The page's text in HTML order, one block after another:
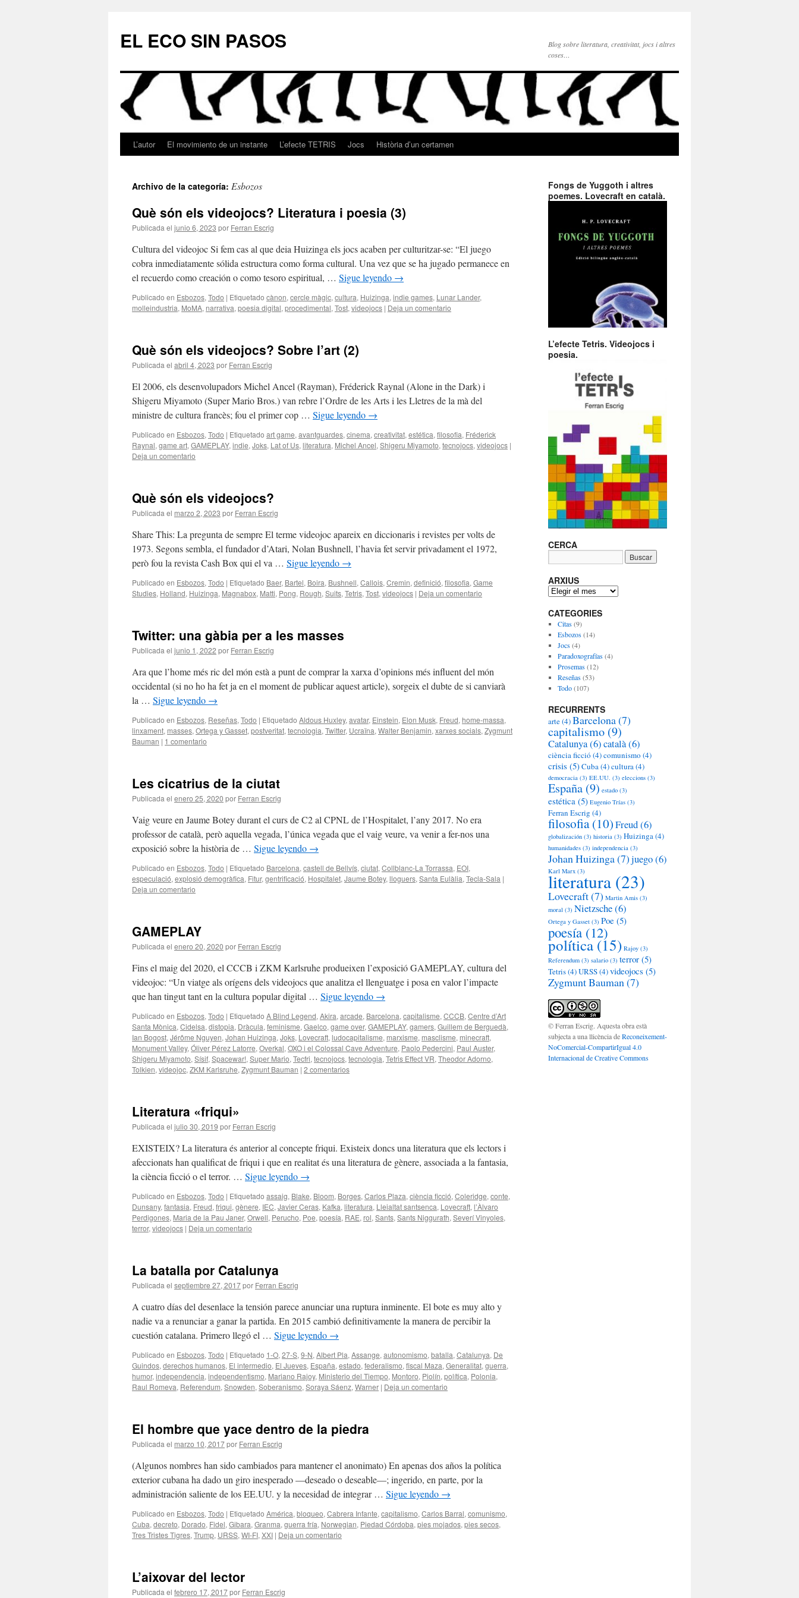
contenido
EL ECO SIN PASOS
Blog sobre literatura, creativitat, jocs i altres
coses…
L’autor El movimiento de un instante L’efecte TETRIS Jocs Història d’un certamen
Archivo de la categoría: Esbozos
Què són els videojocs? Literatura i poesia (3)
Publicada el junio 6, 2023 por Ferran Escrig
Cultura del videojoc Si fem cas al que deia Huizinga els jocs acaben per culturitzar-se: “El juego
cobra inmediatamente sólida estructura como forma cultural. Una vez que se ha jugado permanece en
el recuerdo como creación o como tesoro espiritual, … Sigue leyendo →
Publicado en Esbozos, Todo | Etiquetado cànon, cercle màgic, cultura, Huizinga, indie games, Lunar Lander,
molleindustria, MoMA, narrativa, poesia digital, procedimental, Tost, videojocs | Deja un comentario
Què són els videojocs? Sobre l’art (2)
Publicada el abril 4, 2023 por Ferran Escrig
El 2006, els desenvolupadors Michel Ancel (Rayman), Fréderick Raynal (Alone in the Dark) i
Shigeru Miyamoto (Super Mario Bros.) van rebre l’Ordre de les Arts i les Lletres de la mà del
ministre de cultura francès; fou el primer cop … Sigue leyendo →
Publicado en Esbozos, Todo | Etiquetado art game, avantguardes, cinema, creativitat, estética, filosofia, Fréderick
Raynal, game art, GAMEPLAY, indie, Joks, Lat of Us, literatura, Michel Ancel, Shigeru Miyamoto, tecnojocs, videojocs |
Deja un comentario
Què són els videojocs?
Publicada el marzo 2, 2023 por Ferran Escrig
Share This: La pregunta de sempre El terme videojoc apareix en diccionaris i revistes per volts de
1973. Segons sembla, el fundador d’Atari, Nolan Bushnell, l’havia fet servir privadament el 1972,
però fou la revista Cash Box qui el va … Sigue leyendo →
Publicado en Esbozos, Todo | Etiquetado Baer, Bartel, Boira, Bushnell, Callois, Cremin, definició, filosofia, Game
Studies, Holland, Huizinga, Magnabox, Matti, Pong, Rough, Suits, Tetris, Tost, videojocs | Deja un comentario
Twitter: una gàbia per a les masses
Publicada el junio 1, 2022 por Ferran Escrig
Ara que l’home més ric del món està a punt de comprar la xarxa d’opinions més influent del món
occidental (si no ho ha fet ja en el moment de publicar aquest article), sorgeix el dubte de si canviarà
la … Sigue leyendo →
Publicado en Esbozos, Reseñas, Todo | Etiquetado Aldous Huxley, avatar, Einstein, Elon Musk, Freud, home-massa,
linxament, masses, Ortega y Gasset, postveritat, tecnologia, Twitter, Ucraïna, Walter Benjamin, xarxes socials, Zygmunt
Bauman | 1 comentario
Les cicatrius de la ciutat
Publicada el enero 25, 2020 por Ferran Escrig
Vaig veure en Jaume Botey durant el curs de C2 al CPNL de l’Hospitalet, l’any 2017. No era
professor de català, però aquella vegada, l’única vegada que el vaig veure, va venir a fer-nos una
exposició sobre la història de … Sigue leyendo →
Publicado en Esbozos, Todo | Etiquetado Barcelona, castell de Bellvís, ciutat, Collblanc-La Torrassa, EOI,
especulació, explosió demogràfica, Fitur, gentrificació, Hospitalet, Jaume Botey, lloguers, Santa Eulàlia, Tecla-Sala |
Deja un comentario
GAMEPLAY
Publicada el enero 20, 2020 por Ferran Escrig
Fins el maig del 2020, el CCCB i ZKM Karlsruhe produeixen l’exposició GAMEPLAY, cultura del
videojoc: “Un viatge als orígens dels videojocs que analitza el llenguatge i posa en valor l’impacte
que han tingut tant en la cultura popular digital … Sigue leyendo →
Publicado en Esbozos, Todo | Etiquetado A Blind Legend, Akira, arcade, Barcelona, capitalisme, CCCB, Centre d’Art
Santa Mònica, Cidelsa, distopia, Dràcula, feminisme, Gaelco, game over, GAMEPLAY, gamers, Guillem de Berguedà,
Ian Bogost, Jérôme Nguyen, Johan Huizinga, Joks, Lovecraft, ludocapitalisme, marxisme, masclisme, minecraft,
Monument Valley, Óliver Pérez Latorre, Overkal, OXO i el Colossal Cave Adventure, Paolo Pedercini, Paul Auster,
Shigeru Miyamoto, Sísif, Spacewar!, Super Mario, Tecfri, tecnojocs, tecnologia, Tetris Effect VR, Theodor Adorno,
Tolkien, videojoc, ZKM Karlsruhe, Zygmunt Bauman | 2 comentarios
Literatura «friqui»
Publicada el julio 30, 2019 por Ferran Escrig
EXISTEIX? La literatura és anterior al concepte friqui. Existeix doncs una literatura que els lectors i
afeccionats han qualificat de friqui i que en realitat és una literatura de gènere, associada a la fantasia,
la ciència ficció o el terror. … Sigue leyendo →
Publicado en Esbozos, Todo | Etiquetado assaig, Blake, Bloom, Borges, Carlos Plaza, ciència ficció, Coleridge, conte,
Dunsany, fantasia, Freud, friqui, gènere, IEC, Javier Ceras, Kafka, literatura, Lleialtat santsenca, Lovecraft, l’Àlvaro
Perdigones, Maria de la Pau Janer, Orwell, Perucho, Poe, poesía, RAE, rol, Sants, Sants Niggurath, Severí Vinyoles,
terror, videojocs | Deja un comentario
La batalla por Catalunya
Publicada el septiembre 27, 2017por Ferran Escrig
A cuatro días del desenlace la tensión parece anunciar una ruptura inminente. El bote es muy alto y
nadie va a renunciar a ganar la partida. En 2015 cambió definitivamente la manera de percibir la
cuestión catalana. Primero llegó el … Sigue leyendo →
Publicado en Esbozos, Todo | Etiquetado 1-O, 27-S, 9-N, Albert Pla, Assange, autonomismo, batalla, Catalunya, De
Guindos, derechos humanos, El intermedio, El Jueves, España, estado, federalismo, fiscal Maza, Generalitat, guerra,
humor, independencia, independentismo, Mariano Rajoy, Ministerio del Tiempo, Montoro, Piolín, política, Polonia,
Raul Romeva, Referendum, Snowden, Soberanismo, Soraya Sáenz, Warner | Deja un comentario
El hombre que yace dentro de la piedra
Publicada el marzo 10, 2017por Ferran Escrig
(Algunos nombres han sido cambiados para mantener el anonimato) En apenas dos años la política
exterior cubana ha dado un giro inesperado —deseado o deseable—; ingerido, en parte, por la
administración saliente de los EE.UU. y la necesidad de integrar … Sigue leyendo →
Publicado en Esbozos, Todo | Etiquetado América, bloqueo, Cabrera Infante, capitalismo, Carlos Barral, comunismo,
Cuba, decreto, Dorado, Fidel, Gibara, Granma, guerra fría, Norwegian, Piedad Córdoba, pies mojados, pies secos,
Tres Tristes Tigres, Trump, URSS, WI-FI, XXI | Deja un comentario
L’aixovar del lector
Publicada el febrero 17, 2017por Ferran Escrig
Fongs de Yuggoth i altres
poemes. Lovecraft en català.
L’efecte Tetris. Videojocs i
poesia.
CERCA
ARXIUS
A
X
I
U
S
CATEGORIES
Citas(9)
Esbozos(14)
Jocs(4)
Paradoxografías(4)
Prosemas(12)
Reseñas(53)
Todo(107)
RECURRENTS
arte(4)Barcelona(7)
capitalismo (9)
Catalunya(6)català(6)
ciència ficció (4)comunismo (4)
crisis (5)Cuba(4)cultura(4)
democracia (3) EE.UU. (3) eleccions (3)
España (9) estado (3)
estética (5) Eugenio Trías (3)
Ferran Escrig (4)
filosofia(10)Freud(6)
globalización (3) historia (3) Huizinga(4)
humanidades (3) independencia (3)
Johan Huizinga(7)juego(6)
Karl Marx (3)
literatura (23)
Lovecraft(7) Martin Amis (3)
moral (3) Nietzsche(6)
Ortega y Gasset (3) Poe (5)
poesía (12)
política (15) Rajoy (3)
Referendum (3) salario (3) terror (5)
Tetris(4)URSS(4)videojocs (5)
Zygmunt Bauman(7)
© Ferran Escrig. Aquesta obra està
subjecta a una llicència deReconeixement-
NoComercial-CompartirIgual 4.0
Internacional de Creative Commons